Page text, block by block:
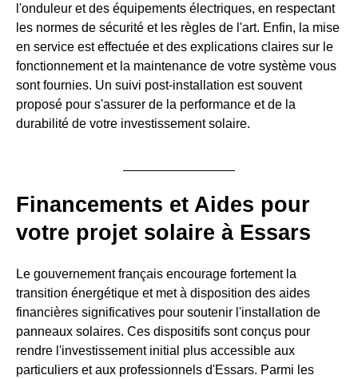
l'onduleur et des équipements électriques, en respectant
les normes de sécurité et les règles de l'art. Enfin, la mise
en service est effectuée et des explications claires sur le
fonctionnement et la maintenance de votre système vous
sont fournies. Un suivi post-installation est souvent
proposé pour s'assurer de la performance et de la
durabilité de votre investissement solaire.
Financements et Aides pour
votre projet solaire à Essars
Le gouvernement français encourage fortement la
transition énergétique et met à disposition des aides
financières significatives pour soutenir l'installation de
panneaux solaires. Ces dispositifs sont conçus pour
rendre l'investissement initial plus accessible aux
particuliers et aux professionnels d'Essars. Parmi les